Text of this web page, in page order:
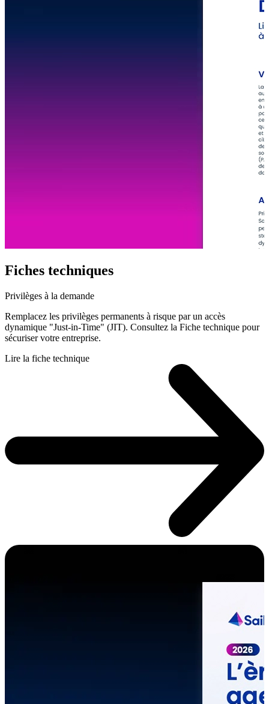
Fiches techniques
Privilèges à la demande
Remplacez les privilèges permanents à risque par un accès
dynamique "Just-in-Time" (JIT). Consultez la Fiche technique pour
sécuriser votre entreprise.
Lire la fiche technique